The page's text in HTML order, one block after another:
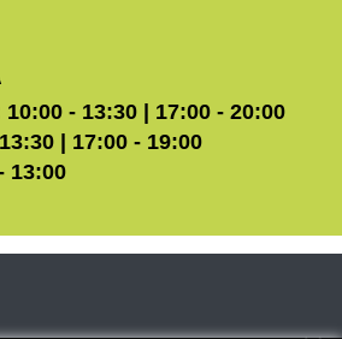
- 13:30 | 17:00 - 20:00
| 17:00 - 19:00
13:00